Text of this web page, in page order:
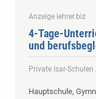
Anzeige lehrer.biz
4-Tage-
und
Private Isar-
Hauptschule,